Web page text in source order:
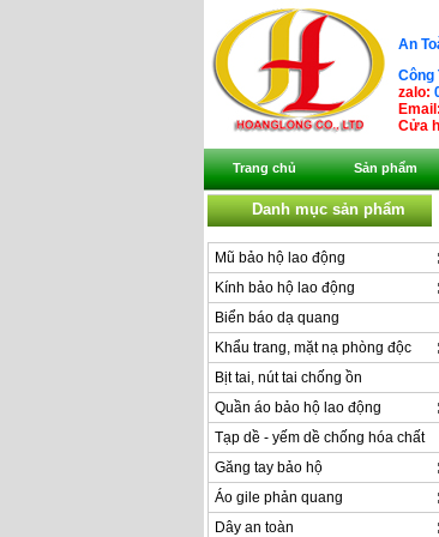
An
Công
zalo:
Cửa
Trang chủ Sản phẩm
Danh mục sản phẩm
Mũ bảo hộ lao động
Kính bảo hộ lao động
Biển báo dạ quang
Khẩu trang, mặt nạ phòng độc
Bịt tai, nút tai chống ồn
Quần áo bảo hộ lao động
Tạp dề - yếm dề chống hóa chất
Găng tay bảo hộ
Áo gile phản quang
Dây an toàn